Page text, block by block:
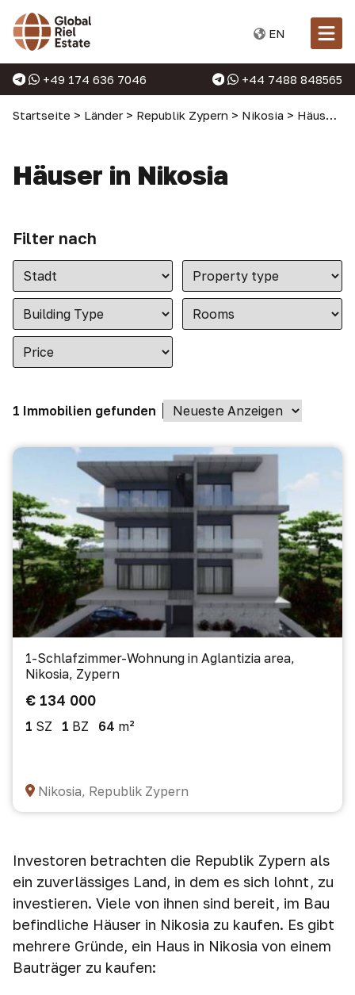
EN
+49 174 636 7046 +44 7488 848565
Startseite > Länder > Republik Zypern > Nikosia > Häuser in Nikosia
Häuser in Nikosia
Filter nach
1 Immobilien gefunden
1-Schlafzimmer-Wohnung in Aglantizia area,
Nikosia, Zypern
€ 134 000
1 SZ 1 BZ 64 m²
Nikosia, Republik Zypern
Investoren betrachten die Republik Zypern als
ein zuverlässiges Land, in dem es sich lohnt, zu
investieren. Viele von ihnen sind bereit, im Bau
befindliche Häuser in Nikosia zu kaufen. Es gibt
mehrere Gründe, ein Haus in Nikosia von einem
Bauträger zu kaufen: